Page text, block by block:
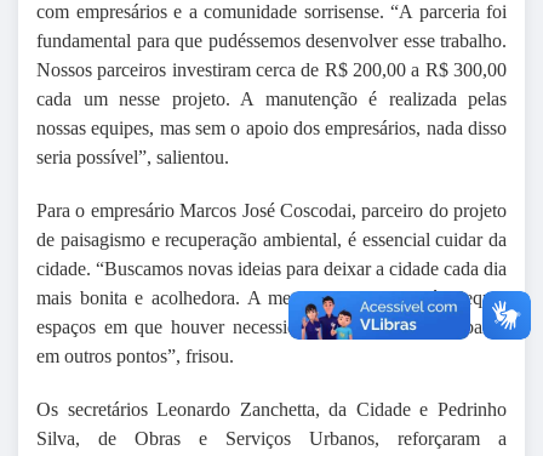
com empresários e a comunidade sorrisense. “A parceria foi
fundamental para que pudéssemos desenvolver esse trabalho.
Nossos parceiros investiram cerca de R$ 200,00 a R$ 300,00
cada um nesse projeto. A manutenção é realizada pelas
nossas equipes, mas sem o apoio dos empresários, nada disso
seria possível”, salientou.
Para o empresário Marcos José Coscodai, parceiro do projeto
de paisagismo e recuperação ambiental, é essencial cuidar da
cidade. “Buscamos novas ideias para deixar a cidade cada dia
mais bonita e acolhedora. A meta para esse ano é adequar
espaços em que houver necessidade e implantar o trabalho
em outros pontos”, frisou.
Os secretários Leonardo Zanchetta, da Cidade e Pedrinho
Silva, de Obras e Serviços Urbanos, reforçaram a